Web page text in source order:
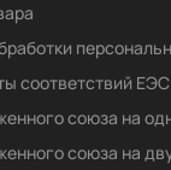
соответствий ЕЭС
союза на
союза на